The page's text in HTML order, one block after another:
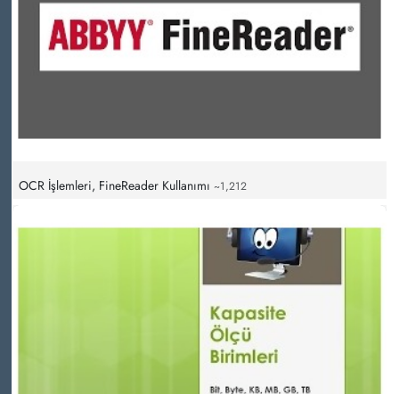
OCR İşlemleri, FineReader Kullanımı ~1,212